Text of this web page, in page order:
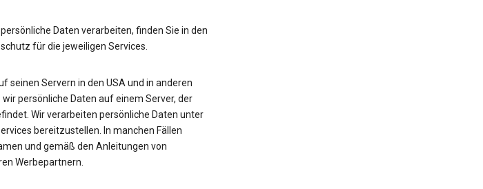
Daten verarbeiten, finden Sie in den
für die jeweiligen Services.
seinen Servern in den USA und in anderen
persönliche Daten auf einem Server, der
Wir verarbeiten persönliche Daten unter
bereitzustellen. In manchen Fällen
und gemäß den Anleitungen von
Werbepartnern.